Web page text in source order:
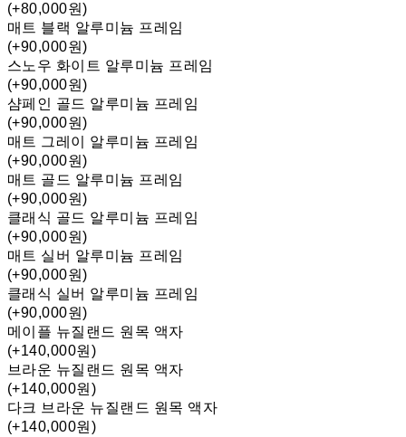
(+80,000원)
매트 블랙 알루미늄 프레임
(+90,000원)
스노우 화이트 알루미늄 프레임
(+90,000원)
샴페인 골드 알루미늄 프레임
(+90,000원)
매트 그레이 알루미늄 프레임
(+90,000원)
매트 골드 알루미늄 프레임
(+90,000원)
클래식 골드 알루미늄 프레임
(+90,000원)
매트 실버 알루미늄 프레임
(+90,000원)
클래식 실버 알루미늄 프레임
(+90,000원)
메이플 뉴질랜드 원목 액자
(+140,000원)
브라운 뉴질랜드 원목 액자
(+140,000원)
다크 브라운 뉴질랜드 원목 액자
(+140,000원)